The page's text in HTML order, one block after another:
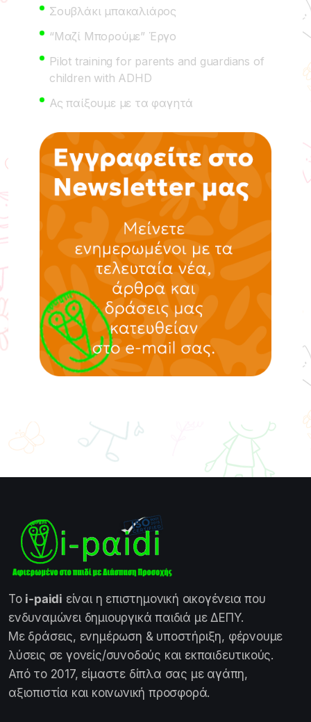
Σουβλάκι μπακαλιάρος
“Μαζί Μπορούμε” Έργο
Pilot training for parents and guardians of
children with ADHD
Ας παίξουμε με τα φαγητά
Το i-paidi είναι η επιστημονική οικογένεια που
ενδυναμώνει δημιουργικά παιδιά με ΔΕΠΥ.
Με δράσεις, ενημέρωση & υποστήριξη, φέρνουμε
λύσεις σε γονείς/συνοδούς και εκπαιδευτικούς.
Από το 2017, είμαστε δίπλα σας με αγάπη,
αξιοπιστία και κοινωνική προσφορά.